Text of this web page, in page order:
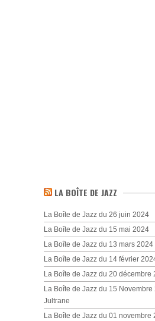
LA BOÎTE DE JAZZ
La Boîte de Jazz du 26 juin 2024
La Boîte de Jazz du 15 mai 2024
La Boîte de Jazz du 13 mars 2024
La Boîte de Jazz du 14 février
La Boîte de Jazz du 20 décembre
La Boîte de Jazz du 15
Jultrane
La Boîte de Jazz du 01 novembre